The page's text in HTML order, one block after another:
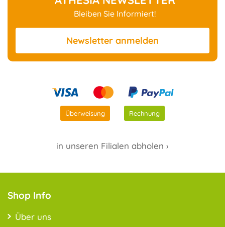
Bleiben Sie Informiert!
Newsletter anmelden
Überweisung Rechnung
in unseren Filialen abholen ›
Shop Info
Über uns